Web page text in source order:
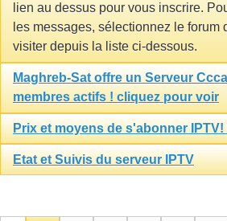
lien au dessus pour vous inscrire.
les messages, sélectionnez le forum
visiter depuis la liste ci-dessous.
Maghreb-Sat offre un Serveur
membres actifs ! cliquez pour voir
Prix et moyens de s'abonner
Etat et Suivis du serveur IPTV